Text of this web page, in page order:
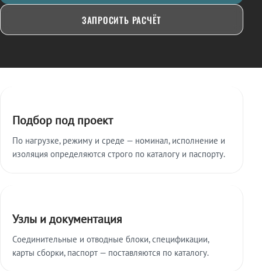
ЗАПРОСИТЬ РАСЧЁТ
Подбор под проект
По нагрузке, режиму и среде — номинал, исполнение и
изоляция определяются строго по каталогу и паспорту.
Узлы и документация
Соединительные и отводные блоки, спецификации,
карты сборки, паспорт — поставляются по каталогу.